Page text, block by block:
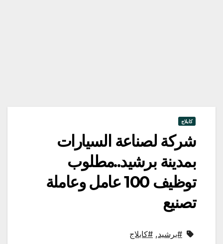
كابلاج
شركة لصناعة السيارات
بمدينة برشيد..مطلوب
توظيف 100 عامل وعاملة
تصنيع
#برشيد, #كابلاج